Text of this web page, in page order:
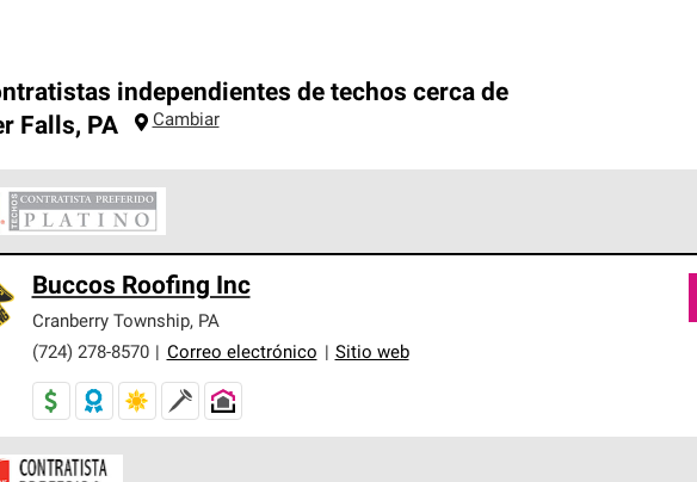
independientes de techos cerca de
Falls, PA Cambiar
con estándares estrictos de profesionalismo, confiabilidad y destreza
nuestra mejor garantía de sistemas de techos.
Buccos Roofing Inc
Cranberry Township, PA
(724) 278-8570
Correo electrónico Sitio web